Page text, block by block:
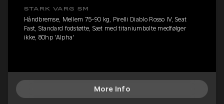
STARK VARG SM
Håndbremse, Mellem 75-90 kg, Pirelli Diablo Rosso IV, Seat
Fast, Standard fodstøtte, Sæt med titaniumbolte medfølger
ikke, 80hp 'Alpha'
More Info